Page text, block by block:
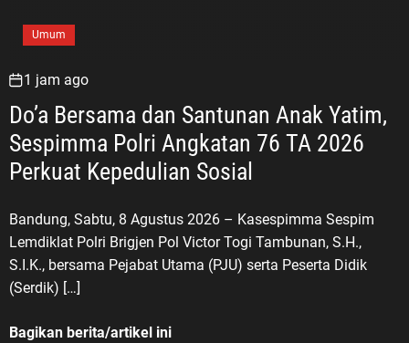
Umum
1 jam ago
Do’a Bersama dan Santunan Anak Yatim,
Sespimma Polri Angkatan 76 TA 2026
Perkuat Kepedulian Sosial
Bandung, Sabtu, 8 Agustus 2026 – Kasespimma Sespim
Lemdiklat Polri Brigjen Pol Victor Togi Tambunan, S.H.,
S.I.K., bersama Pejabat Utama (PJU) serta Peserta Didik
(Serdik) […]
Bagikan berita/artikel ini